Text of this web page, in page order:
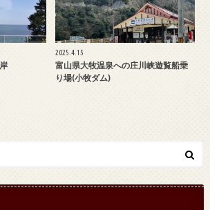
2025.4.15
富山県大牧温泉への庄川峡遊覧船乗
り場(小牧ダム)